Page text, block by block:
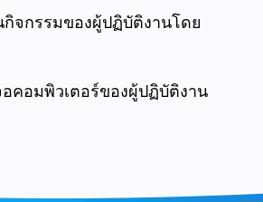
กิจกรรมของผู้ปฏิบัติงานโดย
คอมพิวเตอร์ของผู้ปฏิบัติงาน